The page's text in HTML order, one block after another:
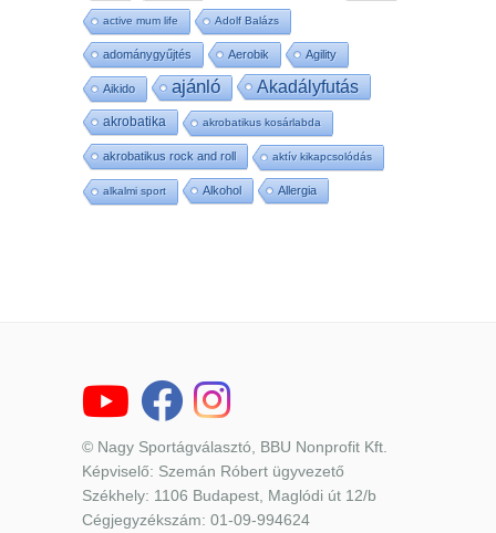
active mum life Adolf Balázs
adománygyűjtés Aerobik Agility
Aikido ajánló Akadályfutás
akrobatika akrobatikus kosárlabda
akrobatikus rock and roll aktív kikapcsolódás
alkalmi sport Alkohol Allergia
© Nagy Sportágválasztó, BBU Nonprofit Kft.
Képviselő: Szemán Róbert ügyvezető
Székhely: 1106 Budapest, Maglódi út 12/b
Cégjegyzékszám: 01-09-994624